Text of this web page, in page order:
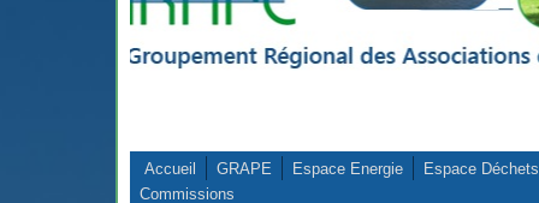
Accueil GRAPE Espace Energie
Espace Déchets
Commissions